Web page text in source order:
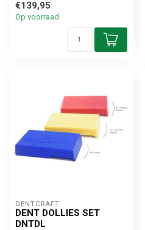
€139,95
Op voorraad
DENTCRAFT
DENT DOLLIES SET
DNTDL